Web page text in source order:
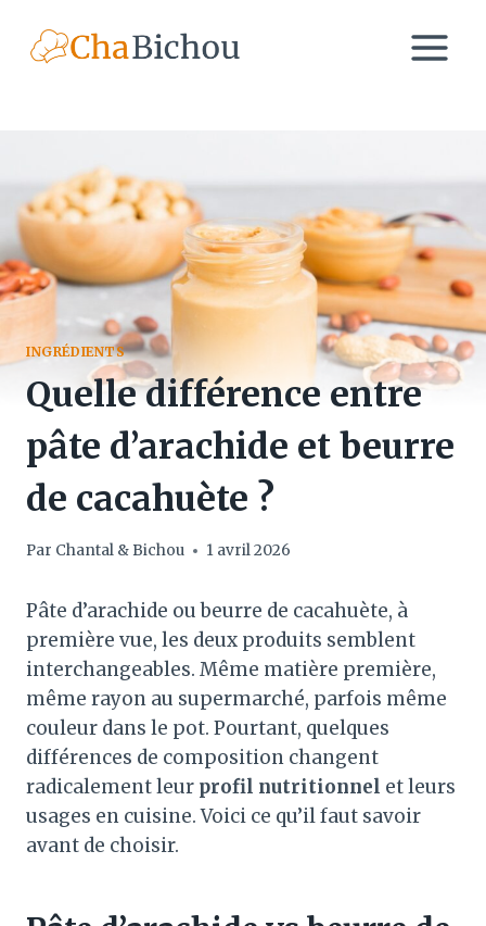
contenu
INGRÉDIENTS
Quelle différence entre
pâte d’arachide et beurre
de cacahuète ?
Par Chantal & Bichou 1 avril 2026
Pâte d’arachide ou beurre de cacahuète, à
première vue, les deux produits semblent
interchangeables. Même matière première,
même rayon au supermarché, parfois même
couleur dans le pot. Pourtant, quelques
différences de composition changent
radicalement leur profil nutritionnel et leurs
usages en cuisine. Voici ce qu’il faut savoir
avant de choisir.